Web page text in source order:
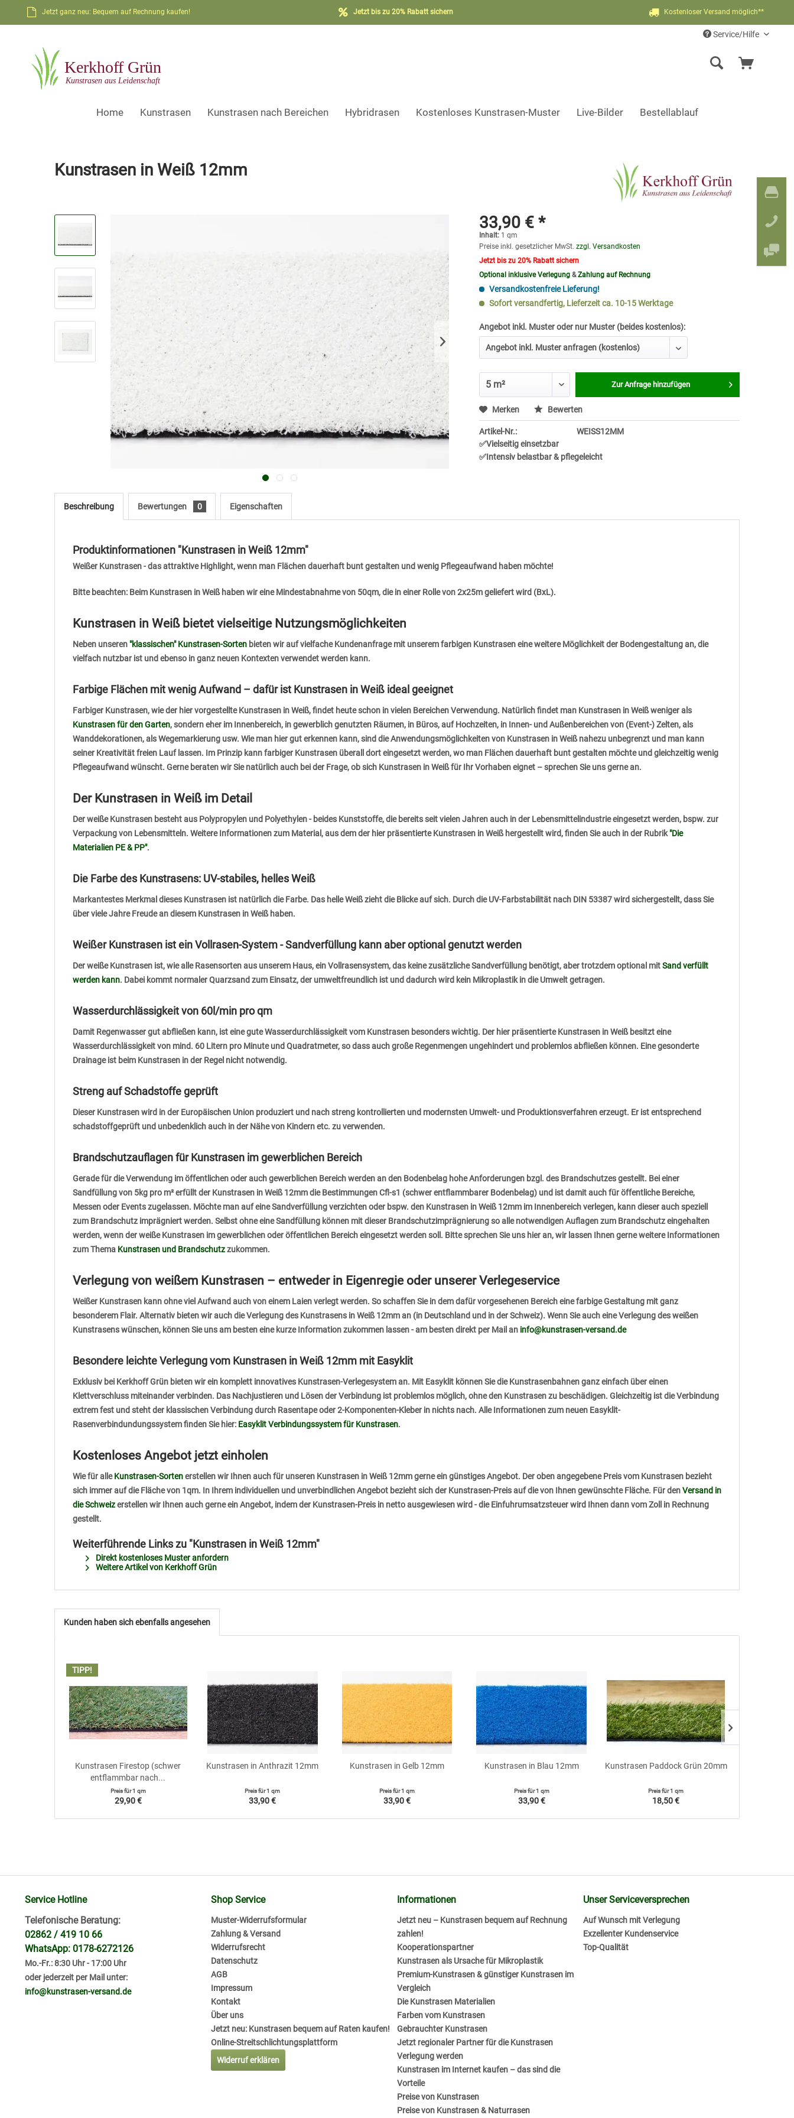
Jetzt ganz neu: Bequem auf Rechnung kaufen! Jetzt bis zu 20% Rabatt sichern Kostenloser Versand möglich**
Service/Hilfe
Home Kunstrasen Kunstrasen nach Bereichen Hybridrasen Kostenloses Kunstrasen-Muster Live-Bilder Bestellablauf
Kunstrasen in Weiß 12mm
33,90 € *
Inhalt: 1 qm
Preise inkl. gesetzlicher MwSt.zzgl. Versandkosten
Jetzt bis zu 20% Rabatt sichern
Optional inklusive Verlegung &Zahlung auf Rechnung
Versandkostenfreie Lieferung!
Sofort versandfertig, Lieferzeit ca. 10-15 Werktage
Angebot inkl. Muster oder nur Muster (beides kostenlos):
Zur Anfrage hinzufügen
Merken Bewerten
Artikel-Nr.:
WEISS12MM
✅Vielseitig einsetzbar
✅Intensiv belastbar & pflegeleicht
Beschreibung Bewertungen 0 Eigenschaften
Produktinformationen "Kunstrasen in Weiß 12mm"
Weißer Kunstrasen - das attraktive Highlight, wenn man Flächen dauerhaft bunt gestalten und wenig Pflegeaufwand haben möchte!
Bitte beachten: Beim Kunstrasen in Weiß haben wir eine Mindestabnahme von 50qm, die in einer Rolle von 2x25m geliefert wird (BxL).
Kunstrasen in Weiß bietet vielseitige Nutzungsmöglichkeiten
Neben unseren "klassischen" Kunstrasen-Sorten bieten wir auf vielfache Kundenanfrage mit unserem farbigen Kunstrasen eine weitere Möglichkeit der Bodengestaltung an, die
vielfach nutzbar ist und ebenso in ganz neuen Kontexten verwendet werden kann.
Farbige Flächen mit wenig Aufwand – dafür ist Kunstrasen in Weiß ideal geeignet
Farbiger Kunstrasen, wie der hier vorgestellte Kunstrasen in Weiß, findet heute schon in vielen Bereichen Verwendung. Natürlich findet man Kunstrasen in Weiß weniger als
Kunstrasen für den Garten, sondern eher im Innenbereich, in gewerblich genutzten Räumen, in Büros, auf Hochzeiten, in Innen- und Außenbereichen von (Event-) Zelten, als
Wanddekorationen, als Wegemarkierung usw. Wie man hier gut erkennen kann, sind die Anwendungsmöglichkeiten von Kunstrasen in Weiß nahezu unbegrenzt und man kann
seiner Kreativität freien Lauf lassen. Im Prinzip kann farbiger Kunstrasen überall dort eingesetzt werden, wo man Flächen dauerhaft bunt gestalten möchte und gleichzeitig wenig
Pflegeaufwand wünscht. Gerne beraten wir Sie natürlich auch bei der Frage, ob sich Kunstrasen in Weiß für Ihr Vorhaben eignet – sprechen Sie uns gerne an.
Der Kunstrasen in Weiß im Detail
Der weiße Kunstrasen besteht aus Polypropylen und Polyethylen - beides Kunststoffe, die bereits seit vielen Jahren auch in der Lebensmittelindustrie eingesetzt werden, bspw. zur
Verpackung von Lebensmitteln. Weitere Informationen zum Material, aus dem der hier präsentierte Kunstrasen in Weiß hergestellt wird, finden Sie auch in der Rubrik"Die
Materialien PE & PP".
Die Farbe des Kunstrasens: UV-stabiles, helles Weiß
Markantestes Merkmal dieses Kunstrasen ist natürlich die Farbe. Das helle Weiß zieht die Blicke auf sich. Durch die UV-Farbstabilität nach DIN 53387 wird sichergestellt, dass Sie
über viele Jahre Freude an diesem Kunstrasen in Weiß haben.
Weißer Kunstrasen ist ein Vollrasen-System - Sandverfüllung kann aber optional genutzt werden
Der weiße Kunstrasen ist, wie alle Rasensorten aus unserem Haus, ein Vollrasensystem, das keine zusätzliche Sandverfüllung benötigt, aber trotzdem optional mitSand verfüllt
werden kann. Dabei kommt normaler Quarzsand zum Einsatz, der umweltfreundlich ist und dadurch wird kein Mikroplastik in die Umwelt getragen.
Wasserdurchlässigkeit von 60l/min pro qm
Damit Regenwasser gut abfließen kann, ist eine gute Wasserdurchlässigkeit vom Kunstrasen besonders wichtig. Der hier präsentierte Kunstrasen in Weiß besitzt eine
Wasserdurchlässigkeit von mind. 60 Litern pro Minute und Quadratmeter, so dass auch große Regenmengen ungehindert und problemlos abfließen können. Eine gesonderte
Drainage ist beim Kunstrasen in der Regel nicht notwendig.
Streng auf Schadstoffe geprüft
Dieser Kunstrasen wird in der Europäischen Union produziert und nach streng kontrollierten und modernsten Umwelt- und Produktionsverfahren erzeugt. Er ist entsprechend
schadstoffgeprüft und unbedenklich auch in der Nähe von Kindern etc. zu verwenden.
Brandschutzauflagen für Kunstrasen im gewerblichen Bereich
Gerade für die Verwendung im öffentlichen oder auch gewerblichen Bereich werden an den Bodenbelag hohe Anforderungen bzgl. des Brandschutzes gestellt. Bei einer
Sandfüllung von 5kg pro m² erfüllt der Kunstrasen in Weiß 12mm die Bestimmungen Cfl-s1 (schwer entflammbarer Bodenbelag) und ist damit auch für öffentliche Bereiche,
Messen oder Events zugelassen. Möchte man auf eine Sandverfüllung verzichten oder bspw. den Kunstrasen in Weiß 12mm im Innenbereich verlegen, kann dieser auch speziell
zum Brandschutz imprägniert werden. Selbst ohne eine Sandfüllung können mit dieser Brandschutzimprägnierung so alle notwendigen Auflagen zum Brandschutz eingehalten
werden, wenn der weiße Kunstrasen im gewerblichen oder öffentlichen Bereich eingesetzt werden soll. Bitte sprechen Sie uns hier an, wir lassen Ihnen gerne weitere Informationen
zum Thema Kunstrasen und Brandschutzzukommen.
Verlegung von weißem Kunstrasen – entweder in Eigenregie oder unserer Verlegeservice
Weißer Kunstrasen kann ohne viel Aufwand auch von einem Laien verlegt werden. So schaffen Sie in dem dafür vorgesehenen Bereich eine farbige Gestaltung mit ganz
besonderem Flair. Alternativ bieten wir auch die Verlegung des Kunstrasens in Weiß 12mm an (in Deutschland und in der Schweiz). Wenn Sie auch eine Verlegung des weißen
Kunstrasens wünschen, können Sie uns am besten eine kurze Information zukommen lassen - am besten direkt per Mail an info@kunstrasen-versand.de
Besondere leichte Verlegung vom Kunstrasen in Weiß 12mm mit Easyklit
Exklusiv bei Kerkhoff Grün bieten wir ein komplett innovatives Kunstrasen-Verlegesystem an. Mit Easyklit können Sie die Kunstrasenbahnen ganz einfach über einen
Klettverschluss miteinander verbinden. Das Nachjustieren und Lösen der Verbindung ist problemlos möglich, ohne den Kunstrasen zu beschädigen. Gleichzeitig ist die Verbindung
extrem fest und steht der klassischen Verbindung durch Rasentape oder 2-Komponenten-Kleber in nichts nach. Alle Informationen zum neuen Easyklit-
Rasenverbindundungssystem finden Sie hier: Easyklit Verbindungssystem für Kunstrasen.
Kostenloses Angebot jetzt einholen
Wie für alleKunstrasen-Sortenerstellen wir Ihnen auch für unseren Kunstrasen in Weiß 12mm gerne ein günstiges Angebot. Der oben angegebene Preis vom Kunstrasen bezieht
sich immer auf die Fläche von 1qm. In Ihrem individuellen und unverbindlichen Angebot bezieht sich der Kunstrasen-Preis auf die von Ihnen gewünschte Fläche. Für denVersand in
die Schweizerstellen wir Ihnen auch gerne ein Angebot, indem der Kunstrasen-Preis in netto ausgewiesen wird - die Einfuhrumsatzsteuer wird Ihnen dann vom Zoll in Rechnung
gestellt.
Weiterführende Links zu "Kunstrasen in Weiß 12mm"
Direkt kostenloses Muster anfordern
Weitere Artikel von Kerkhoff Grün
Kunden haben sich ebenfalls angesehen
TIPP!
Kunstrasen Firestop (schwer
entflammbar nach...
Preis für1 qm
29,90 €
Kunstrasen in Anthrazit 12mm
Preis für1 qm
33,90 €
Kunstrasen in Gelb 12mm
Preis für1 qm
33,90 €
Kunstrasen in Blau 12mm
Preis für1 qm
33,90 €
Kunstrasen Paddock Grün 20mm
Preis für1 qm
18,50 €
Service Hotline
Telefonische Beratung:
02862 / 419 10 66
WhatsApp: 0178-6272126
Mo.-Fr.: 8:30 Uhr - 17:00 Uhr
oder jederzeit per Mail unter:
info@kunstrasen-versand.de
Shop Service
Muster-Widerrufsformular
Zahlung & Versand
Widerrufsrecht
Datenschutz
AGB
Impressum
Kontakt
Über uns
Jetzt neu: Kunstrasen bequem auf Raten kaufen!
Online-Streitschlichtungsplattform
Widerruf erklären
Informationen
Jetzt neu – Kunstrasen bequem auf Rechnung
zahlen!
Kooperationspartner
Kunstrasen als Ursache für Mikroplastik
Premium-Kunstrasen & günstiger Kunstrasen im
Vergleich
Die Kunstrasen Materialien
Farben vom Kunstrasen
Gebrauchter Kunstrasen
Jetzt regionaler Partner für die Kunstrasen
Verlegung werden
Kunstrasen im Internet kaufen – das sind die
Vorteile
Preise von Kunstrasen
Preise von Kunstrasen & Naturrasen
Unser Serviceversprechen
Auf Wunsch mit Verlegung
Exzellenter Kundenservice
Top-Qualität